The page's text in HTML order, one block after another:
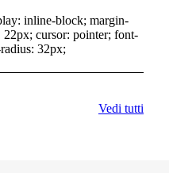
inline-block; margin-
cursor: pointer; font-
32px;
Vedi tutti